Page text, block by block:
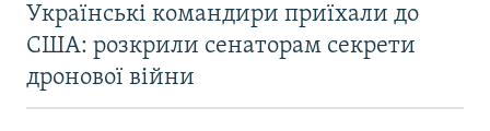
Українські командири приїхали до
США: розкрили сенаторам секрети
дронової війни